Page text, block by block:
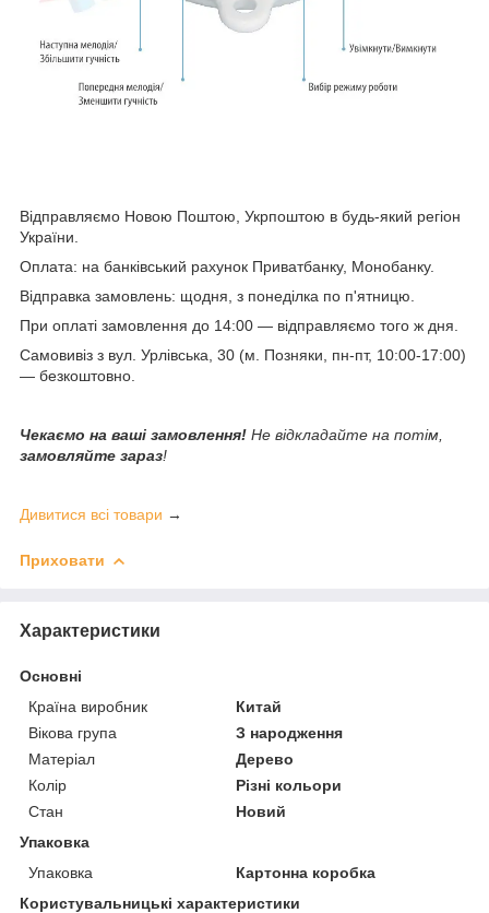
Відправляємо Новою Поштою, Укрпоштою в будь-який регіон
України.
Оплата: на банківський рахунок Приватбанку, Монобанку.
Відправка замовлень: щодня, з понеділка по п'ятницю.
При оплаті замовлення до 14:00 — відправляємо того ж дня.
Самовивіз з вул. Урлівська, 30 (м. Позняки, пн-пт, 10:00-17:00)
— безкоштовно.
Чекаємо на ваші замовлення! Не відкладайте на потім,
замовляйте зараз!
Дивитися всі товари →
Приховати
Характеристики
Основні
Країна виробник
Китай
Вікова група
З народження
Матеріал
Дерево
Колір
Різні кольори
Стан
Новий
Упаковка
Упаковка
Картонна коробка
Користувальницькі характеристики